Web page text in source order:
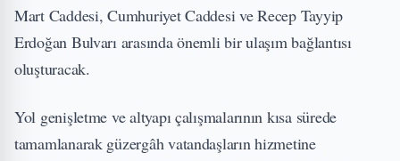
Mart Caddesi, Cumhuriyet Caddesi ve Recep Tayyip
Erdoğan Bulvarı arasında önemli bir ulaşım bağlantısı
oluşturacak.
Yol genişletme ve altyapı çalışmalarının kısa sürede
tamamlanarak güzergâh vatandaşların hizmetine